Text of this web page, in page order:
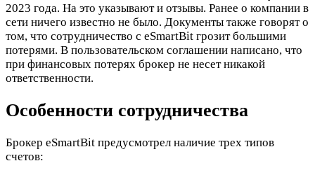
2023 года. На это указывают и отзывы. Ранее о компании в
сети ничего известно не было. Документы также говорят о
том, что сотрудничество с eSmartBit грозит большими
потерями. В пользовательском соглашении написано, что
при финансовых потерях брокер не несет никакой
ответственности.
Особенности сотрудничества
Брокер eSmartBit предусмотрел наличие трех типов
счетов: